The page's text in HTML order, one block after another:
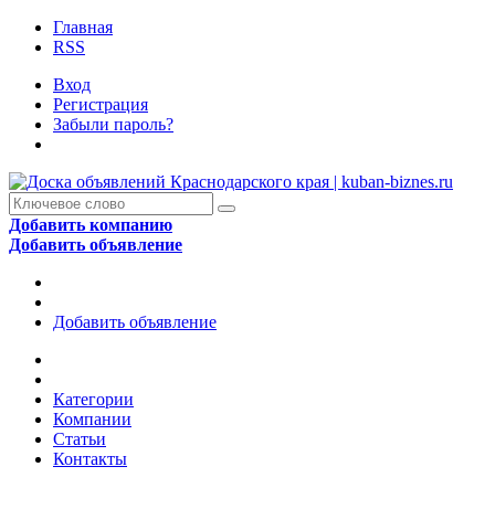
Главная
RSS
Вход
Регистрация
Забыли пароль?
Добавить компанию
Добавить объявление
Добавить объявление
Категории
Компании
Статьи
Контакты